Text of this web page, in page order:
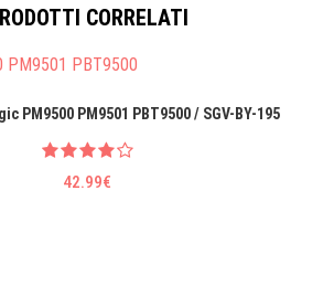
CORRELATI
PM9500 PM9501 PBT9500 / SGV-BY-195
42.99€